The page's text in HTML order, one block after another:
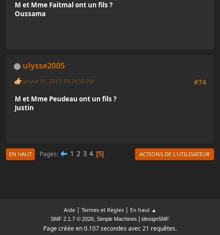
M et Mme Faitmal ont un fils ?
Oussama
ulysse2005
#74
Janvier 01, 2017, 09:24:50 PM
M et Mme Peudeau ont un fils ?
Justin
EN HAUT Pages 1 2 3 4 5 ACTIONS DE L'UTILISATEUR
Aide| Termes et Règles| En haut ▲
SMF 2.1.7 © 2026, Simple Machines idesignSMF
Page créée en 0.107 secondes avec 21 requêtes.